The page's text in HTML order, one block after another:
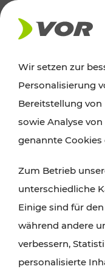
AKTUELLES
Wien,
Wanderungen,
Radtouren oder
Attraktionen sind
Angeboten des
Wir setzen zur
Personalisierung
Bereitstellung von
sowie Analyse
genannte Cookies
Zum Betrieb
unterschiedliche
Einige sind für
während andere
verbessern,
personalisierte